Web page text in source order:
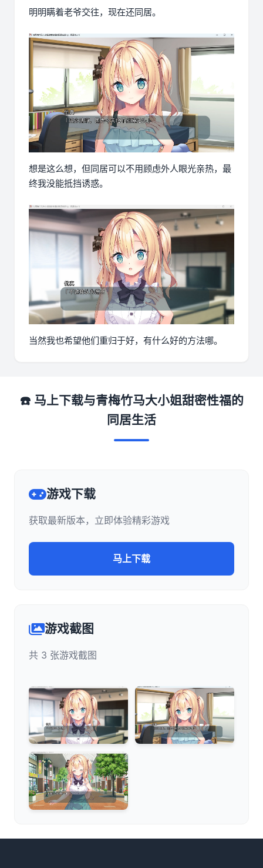
明明瞒着老爷交往，现在还同居。
想是这么想，但同居可以不用顾虑外人眼光亲热，最
终我没能抵挡诱惑。
当然我也希望他们重归于好，有什么好的方法哪。
☎️ 马上下载与青梅竹马大小姐甜密性福的
同居生活
游戏下载
获取最新版本，立即体验精彩游戏
马上下载
游戏截图
共 3 张游戏截图